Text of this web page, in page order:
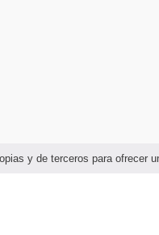
y de terceros para ofrecer